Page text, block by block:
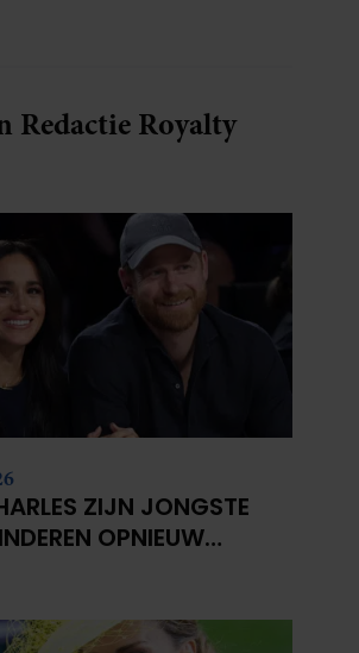
Redactie Royalty
ZIJN JONGSTE
OPNIEUW